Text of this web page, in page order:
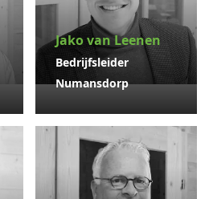
Jako van Leenen
Bedrijfsleider
Numansdorp